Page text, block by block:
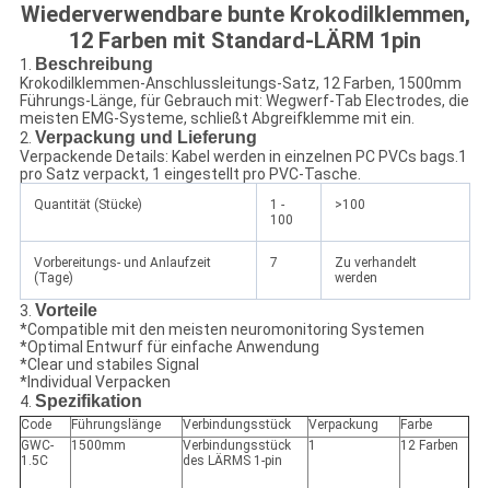
Wiederverwendbare bunte Krokodilklemmen,
12 Farben mit Standard-LÄRM 1pin
1. Beschreibung
Krokodilklemmen-Anschlussleitungs-Satz, 12 Farben, 1500mm
Führungs-Länge, für Gebrauch mit: Wegwerf-Tab Electrodes, die
meisten EMG-Systeme, schließt Abgreifklemme mit ein.
2. Verpackung und Lieferung
Verpackende Details: Kabel werden in einzelnen PC PVCs bags.1
pro Satz verpackt, 1 eingestellt pro PVC-Tasche.
Quantität (Stücke)
1 -
100
>100
Vorbereitungs- und Anlaufzeit
(Tage)
7
Zu verhandelt
werden
3. Vorteile
*Compatible mit den meisten neuromonitoring Systemen
*Optimal Entwurf für einfache Anwendung
*Clear und stabiles Signal
*Individual Verpacken
4. Spezifikation
Code Führungslänge Verbindungsstück Verpackung
Farbe
GWC-
1.5C
1500mm
Verbindungsstück
des LÄRMS 1-pin
1 12 Farben